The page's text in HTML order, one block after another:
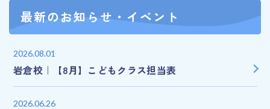
最新のお知らせ・イベント
2026.08.01
岩倉校｜【8月】こどもクラス担当表
2026.06.26